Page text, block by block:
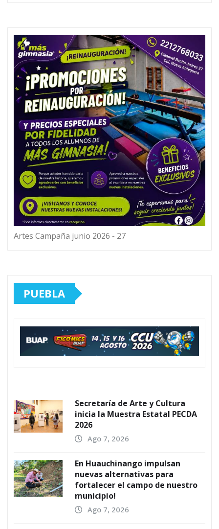
Artes Campaña junio 2026 - 27
PUEBLA
Secretaría de Arte y Cultura
inicia la Muestra Estatal PECDA
2026
Ago 7, 2026
En Huauchinango impulsan
nuevas alternativas para
fortalecer el campo de nuestro
municipio!
Ago 7, 2026